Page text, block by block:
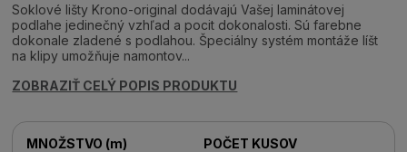
Soklové lišty Krono-original dodávajú Vašej laminátovej
podlahe jedinečný vzhľad a pocit dokonalosti. Sú farebne
dokonale zladené s podlahou. Špeciálny systém montáže líšt
na klipy umožňuje namontov...
ZOBRAZIŤ CELÝ POPIS PRODUKTU
MNOŽSTVO (m) POČET KUSOV